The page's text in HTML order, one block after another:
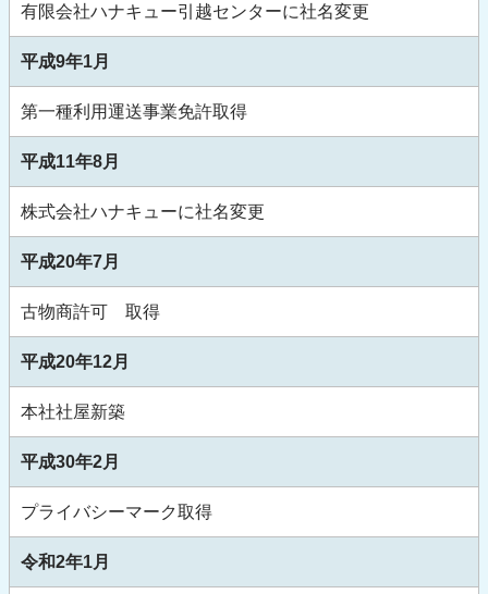
有限会社ハナキュー引越センターに社名変更
平成9年1月
第一種利用運送事業免許取得
平成11年8月
株式会社ハナキューに社名変更
平成20年7月
古物商許可 取得
平成20年12月
本社社屋新築
平成30年2月
プライバシーマーク取得
令和2年1月